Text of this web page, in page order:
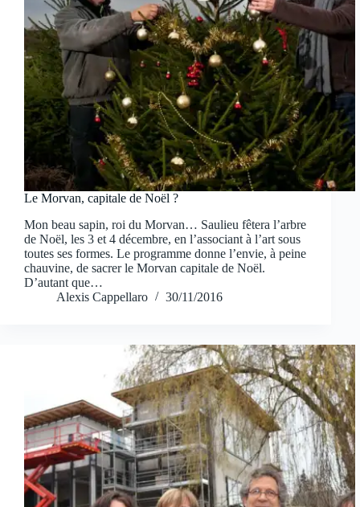
Le Morvan, capitale de Noël ?
Mon beau sapin, roi du Morvan… Saulieu fêtera l’arbre
de Noël, les 3 et 4 décembre, en l’associant à l’art sous
toutes ses formes. Le programme donne l’envie, à peine
chauvine, de sacrer le Morvan capitale de Noël.
D’autant que…
Alexis Cappellaro
30/11/2016